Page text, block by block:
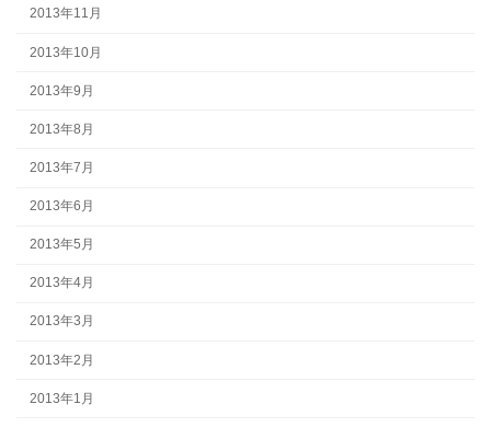
2013年11月
2013年10月
2013年9月
2013年8月
2013年7月
2013年6月
2013年5月
2013年4月
2013年3月
2013年2月
2013年1月